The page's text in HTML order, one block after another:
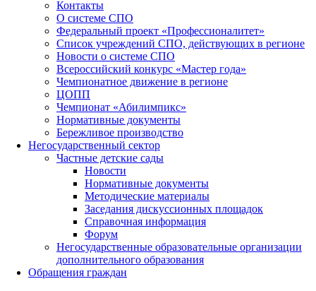
Контакты
О системе СПО
Федеральный проект «Профессионалитет»
Список учреждений СПО, действующих в регионе
Новости о системе СПО
Всероссийский конкурс «Мастер года»
Чемпионатное движение в регионе
ЦОПП
Чемпионат «Абилимпикс»
Нормативные документы
Бережливое производство
Негосударственный сектор
Частные детские сады
Новости
Нормативные документы
Методические материалы
Заседания дискуссионных площадок
Справочная информация
Форум
Негосударственные образовательные организации
дополнительного образования
Обращения граждан